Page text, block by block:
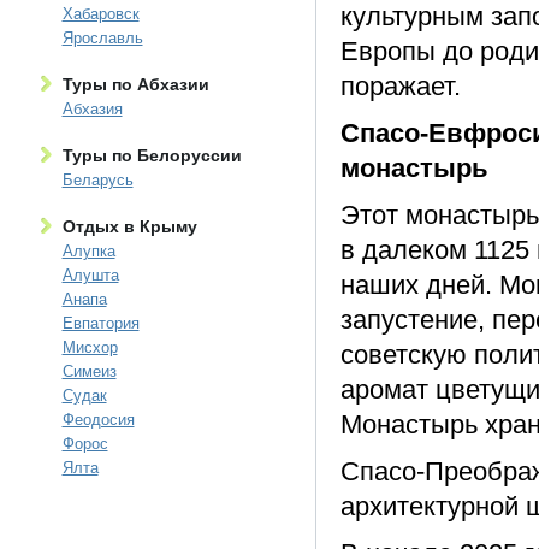
Хабаровск
Ярославль
Туры по Абхазии
Абхазия
Туры по Белоруссии
Беларусь
Отдых в Крыму
Алупка
Алушта
Анапа
Евпатория
Мисхор
Симеиз
Судак
Феодосия
Форос
Ялта
культурным
Европы до
поражает.
Спасо-
монастырь
Этот
в далеком 1125
наших дней.
запустение,
советскую
аромат
Монастырь
Спасо-
архитектурной